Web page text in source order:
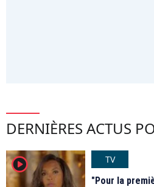
DERNIÈRES ACTUS
player2
TV
"Pour la